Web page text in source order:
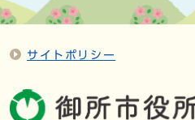
サイトポリシー